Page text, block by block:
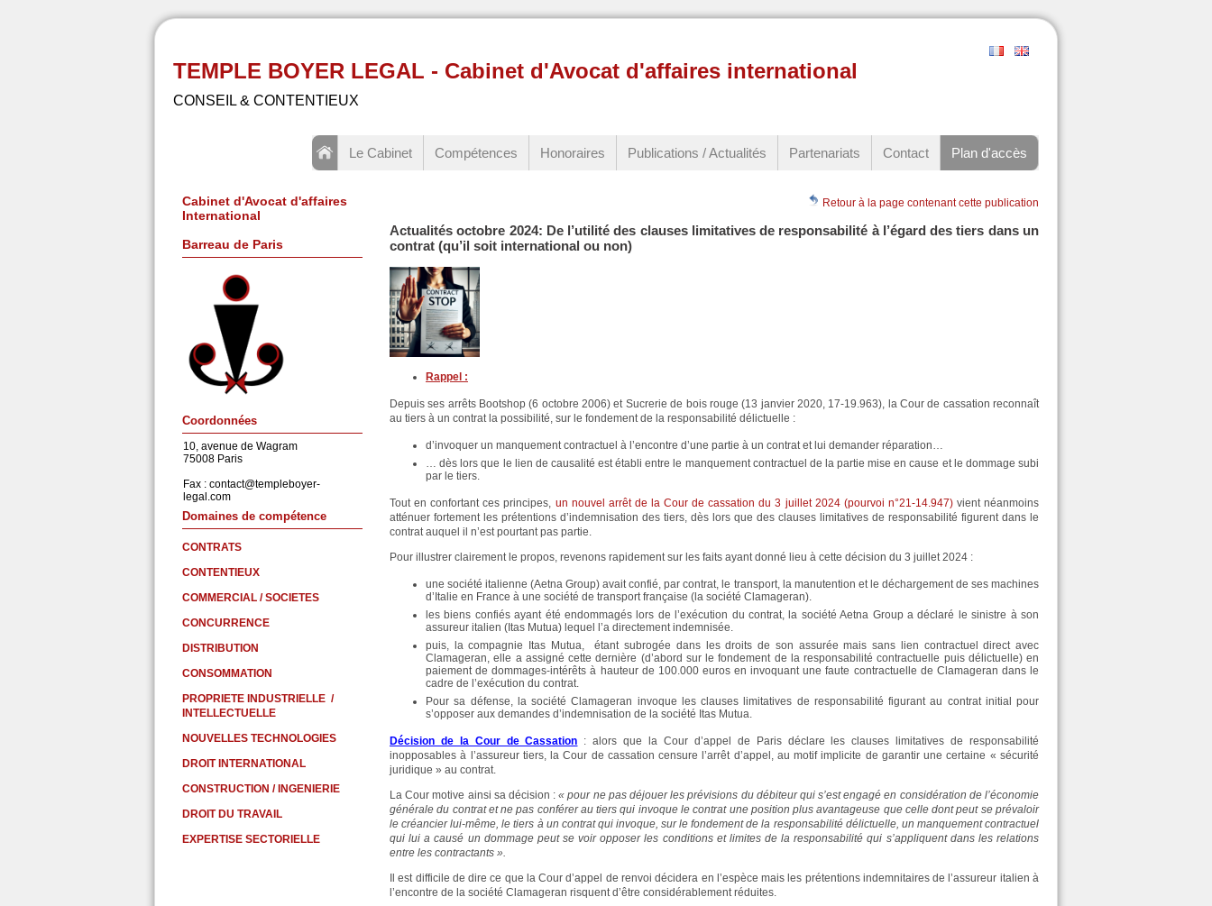
TEMPLE BOYER LEGAL - Cabinet d'Avocat d'affaires international
CONSEIL & CONTENTIEUX
Le Cabinet Compétences Honoraires Publications / Actualités Partenariats Contact Plan d'accès
Cabinet d'Avocat d'affaires
International
Barreau de Paris
Coordonnées
10, avenue de Wagram
75008 Paris
Fax : contact@templeboyer-
legal.com
Domaines de compétence
CONTRATS
CONTENTIEUX
COMMERCIAL / SOCIETES
CONCURRENCE
DISTRIBUTION
CONSOMMATION
PROPRIETE INDUSTRIELLE /
INTELLECTUELLE
NOUVELLES TECHNOLOGIES
DROIT INTERNATIONAL
CONSTRUCTION / INGENIERIE
DROIT DU TRAVAIL
EXPERTISE SECTORIELLE
Retour à la page contenant cette publication
Actualités octobre 2024: De l’utilité des clauses limitatives de responsabilité à l’égard des tiers dans un
contrat (qu’il soit international ou non)
Rappel :
Depuis ses arrêts Bootshop (6 octobre 2006) et Sucrerie de bois rouge (13 janvier 2020, 17-19.963), la Cour de cassation reconnaît
au tiers à un contrat la possibilité, sur le fondement de la responsabilité délictuelle :
d’invoquer un manquement contractuel à l’encontre d’une partie à un contrat et lui demander réparation…
… dès lors que le lien de causalité est établi entre le manquement contractuel de la partie mise en cause et le dommage subi
par le tiers.
Tout en confortant ces principes, un nouvel arrêt de la Cour de cassation du 3 juillet 2024 (pourvoi n°21-14.947)vient néanmoins
atténuer fortement les prétentions d’indemnisation des tiers, dès lors que des clauses limitatives de responsabilité figurent dans le
contrat auquel il n’est pourtant pas partie.
Pour illustrer clairement le propos, revenons rapidement sur les faits ayant donné lieu à cette décision du 3 juillet 2024 :
une société italienne (Aetna Group) avait confié, par contrat, le transport, la manutention et le déchargement de ses machines
d’Italie en France à une société de transport française (la société Clamageran).
les biens confiés ayant été endommagés lors de l’exécution du contrat, la société Aetna Group a déclaré le sinistre à son
assureur italien (Itas Mutua) lequel l’a directement indemnisée.
puis, la compagnie Itas Mutua, étant subrogée dans les droits de son assurée mais sans lien contractuel direct avec
Clamageran, elle a assigné cette dernière (d’abord sur le fondement de la responsabilité contractuelle puis délictuelle) en
paiement de dommages-intérêts à hauteur de 100.000 euros en invoquant une faute contractuelle de Clamageran dans le
cadre de l’exécution du contrat.
Pour sa défense, la société Clamageran invoque les clauses limitatives de responsabilité figurant au contrat initial pour
s’opposer aux demandes d’indemnisation de la société Itas Mutua.
Décision de la Cour de Cassation : alors que la Cour d’appel de Paris déclare les clauses limitatives de responsabilité
inopposables à l’assureur tiers, la Cour de cassation censure l’arrêt d’appel, au motif implicite de garantir une certaine « sécurité
juridique » au contrat.
La Cour motive ainsi sa décision :« pour ne pas déjouer les prévisions du débiteur qui s’est engagé en considération de l’économie
générale du contrat et ne pas conférer au tiers qui invoque le contrat une position plus avantageuse que celle dont peut se prévaloir
le créancier lui-même, le tiers à un contrat qui invoque, sur le fondement de la responsabilité délictuelle, un manquement contractuel
qui lui a causé un dommage peut se voir opposer les conditions et limites de la responsabilité qui s’appliquent dans les relations
entre les contractants ».
Il est difficile de dire ce que la Cour d’appel de renvoi décidera en l’espèce mais les prétentions indemnitaires de l’assureur italien à
l’encontre de la société Clamageran risquent d’être considérablement réduites.